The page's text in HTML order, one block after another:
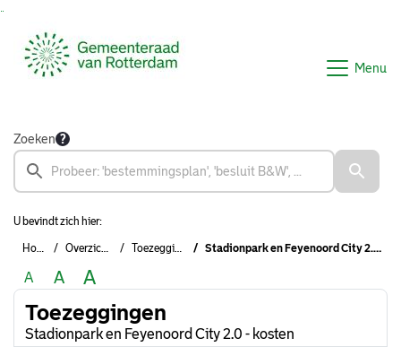
Menu
Zoeken
U bevindt zich hier:
Home Overzichten Toezeggingen Stadionpark en Feyenoord City 2.0 - kosten
A A A
Toezeggingen
Stadionpark en Feyenoord City 2.0 - kosten